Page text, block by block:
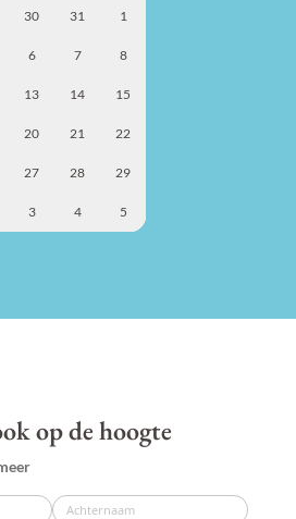
30 31 1
6 7 8
13 14 15
20 21 22
27 28 29
3 4 5
op de hoogte